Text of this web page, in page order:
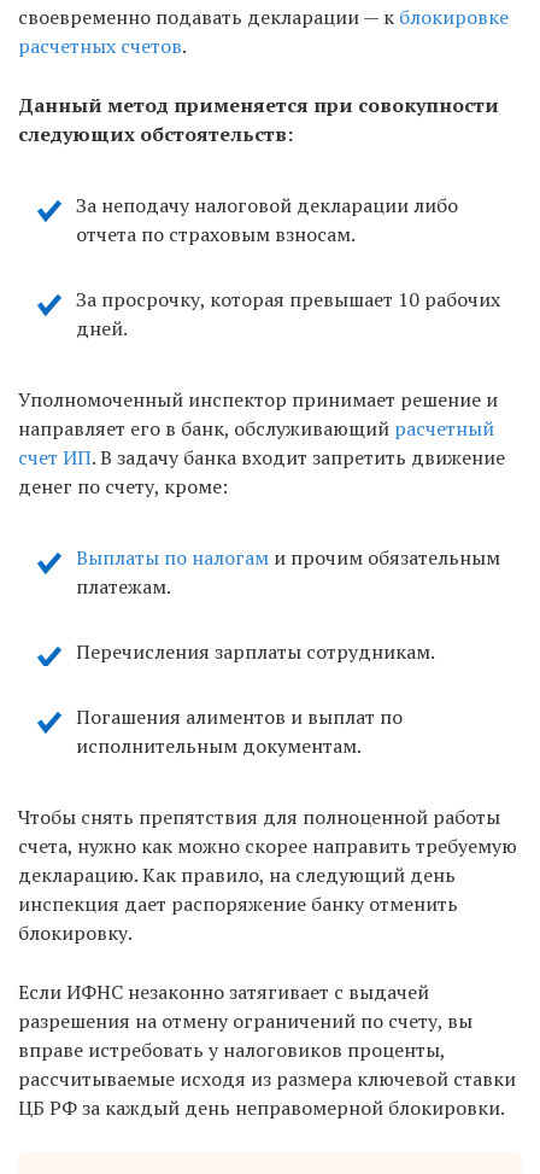
своевременно подавать декларации — к блокировке
расчетных счетов.
Данный метод применяется при совокупности
следующих обстоятельств:
За неподачу налоговой декларации либо
отчета по страховым взносам.
За просрочку, которая превышает 10 рабочих
дней.
Уполномоченный инспектор принимает решение и
направляет его в банк, обслуживающий расчетный
счет ИП. В задачу банка входит запретить движение
денег по счету, кроме:
Выплаты по налогам и прочим обязательным
платежам.
Перечисления зарплаты сотрудникам.
Погашения алиментов и выплат по
исполнительным документам.
Чтобы снять препятствия для полноценной работы
счета, нужно как можно скорее направить требуемую
декларацию. Как правило, на следующий день
инспекция дает распоряжение банку отменить
блокировку.
Если ИФНС незаконно затягивает с выдачей
разрешения на отмену ограничений по счету, вы
вправе истребовать у налоговиков проценты,
рассчитываемые исходя из размера ключевой ставки
ЦБ РФ за каждый день неправомерной блокировки.